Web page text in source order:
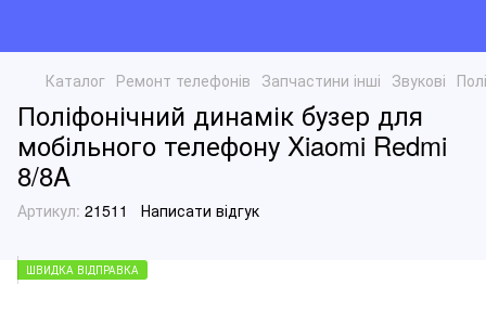
Каталог Ремонт телефонів Запчастини інші Звукові
Поліфонічний динамік бузер для
мобільного телефону Xiaomi Redmi
8/8A
Артикул: 21511 Написати відгук
ШВИДКА ВІДПРАВКА